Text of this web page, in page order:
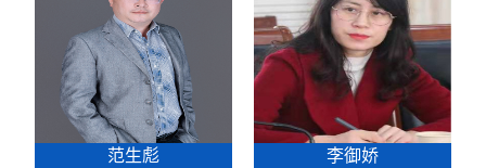
范生彪 李御娇